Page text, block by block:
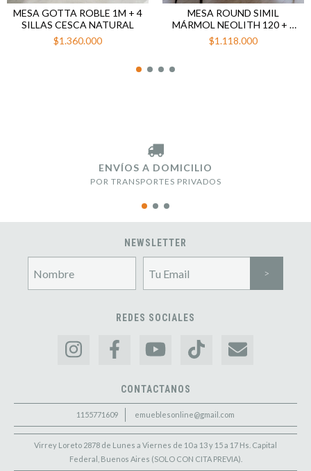
MESA GOTTA ROBLE 1M + 4
SILLAS CESCA NATURAL
$1.360.000
MESA ROUND SIMIL
MÁRMOL NEOLITH 120 + 4
SILLON OLI PANA GRIS
OSCURO PATA NEGRA
$1.118.000
ENVÍOS A DOMICILIO
POR TRANSPORTES PRIVADOS
NEWSLETTER
REDES SOCIALES
CONTACTANOS
1155771609 emueblesonline@gmail.com
Virrey Loreto 2878 de Lunes a Viernes de 10 a 13 y 15 a 17 Hs. Capital
Federal, Buenos Aires (SOLO CON CITA PREVIA).